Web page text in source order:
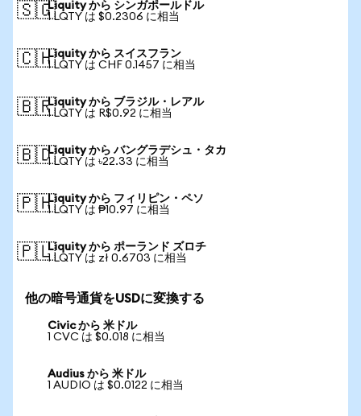
🇸🇬Liquity から シンガポールドル
1 LQTY は $0.2306 に相当
🇨🇭Liquity から スイスフラン
1 LQTY は CHF 0.1457 に相当
🇧🇷Liquity から ブラジル・レアル
1 LQTY は R$0.92 に相当
🇧🇩Liquity から バングラデシュ・タカ
1 LQTY は ৳22.33 に相当
🇵🇭Liquity から フィリピン・ペソ
1 LQTY は ₱10.97 に相当
🇵🇱Liquity から ポーランド ズロチ
1 LQTY は zł 0.6703 に相当
他の暗号通貨をUSDに変換する
Civic から 米ドル
1 CVC は $0.018 に相当
Audius から 米ドル
1 AUDIO は $0.0122 に相当